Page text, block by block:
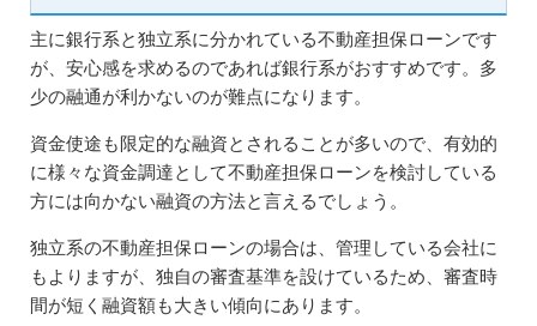
主に銀行系と独立系に分かれている不動産担保ローンです
が、安心感を求めるのであれば銀行系がおすすめです。多
少の融通が利かないのが難点になります。
資金使途も限定的な融資とされることが多いので、有効的
に様々な資金調達として不動産担保ローンを検討している
方には向かない融資の方法と言えるでしょう。
独立系の不動産担保ローンの場合は、管理している会社に
もよりますが、独自の審査基準を設けているため、審査時
間が短く融資額も大きい傾向にあります。